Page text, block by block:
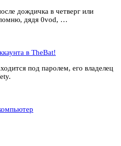
дождичка в четверг или
дядя 0vod, …
в TheBat!
под паролем, его владелец